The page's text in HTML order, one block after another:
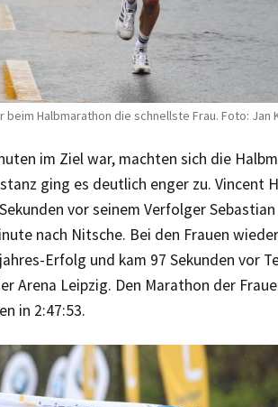
beim Halbmarathon die schnellste Frau. Foto: Jan
im Ziel war, machten sich die
ging es deutlich enger zu. Vincent
vor seinem Verfolger
nach Nitsche. Bei den Frauen
Erfolg und kam 97 Sekunden vor
Arena Leipzig. Den Marathon der
in 2:47:53.